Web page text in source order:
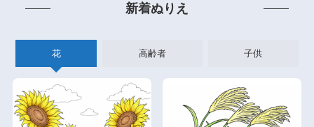
新着ぬりえ
花 高齢者 子供